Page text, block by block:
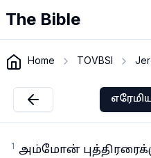
The Bible
Home TOVBSI
1 அம்மோன்